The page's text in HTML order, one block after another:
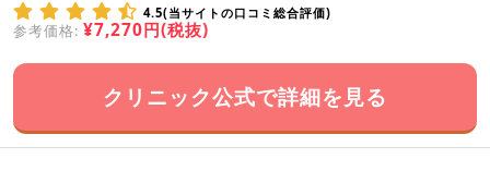
4.5(当サイトの口コミ総合評価)
参考価格: ¥7,270円(税抜)
クリニック公式で詳細を見る